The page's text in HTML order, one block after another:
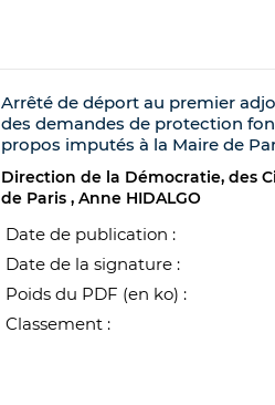
Arrêté de déport au premier
des demandes de protection
propos imputés à la Maire de
Direction de la Démocratie, des
de Paris
Anne HIDALGO
Date de publication :
Date de la signature :
Poids du PDF (en ko) :
Classement :